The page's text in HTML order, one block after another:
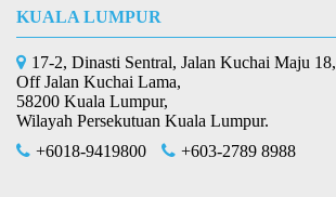
KUALA LUMPUR
17-2, Dinasti Sentral, Jalan Kuchai Maju 18,
Off Jalan Kuchai Lama,
58200 Kuala Lumpur,
Wilayah Persekutuan Kuala Lumpur.
+6018-9419800
+603-2789 8988